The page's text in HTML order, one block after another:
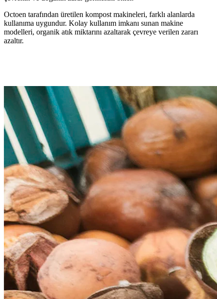
Octoen tarafından üretilen kompost makineleri, farklı alanlarda
kullanıma uygundur. Kolay kullanım imkanı sunan makine
modelleri, organik atık miktarını azaltarak çevreye verilen zararı
azaltır.